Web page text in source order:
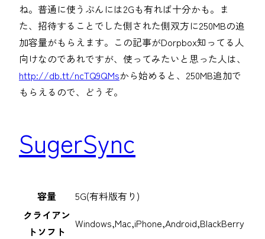
ね。普通に使うぶんには2Gも有れば十分かも。ま
た、招待することでした側された側双方に250MBの追
加容量がもらえます。この記事がDorpbox知ってる人
向けなのであれですが、使ってみたいと思った人は、
http://db.tt/ncTQ9QMsから始めると、250MB追加で
もらえるので、どうぞ。
SugerSync
容量
5G(有料版有り)
クライアン
トソフト
Windows,Mac,iPhone,Android,BlackBerry